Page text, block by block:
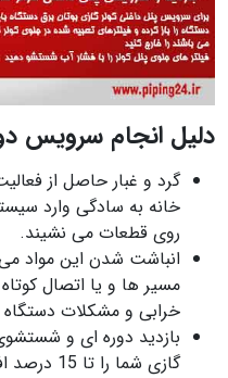
دلیل انجام سرویس
گرد و غبار حاصل از
خانه به سادگی وارد
روی قطعات می نشیند.
انباشت شدن این مواد می
مسیر ها و یا اتصال
خرابی و مشکلات دستگاه
بازدید دوره ای و
گازی شما را تا 15 درصد افزایش خواهد داد.